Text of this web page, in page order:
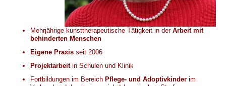
Mehrjährige kunsttherapeutische Tätigkeit in der Arbeit mit
behinderten Menschen
Eigene Praxis seit 2006
Projektarbeitin Schulen und Klinik
Fortbildungen im Bereich Pflege- und Adoptivkinder im